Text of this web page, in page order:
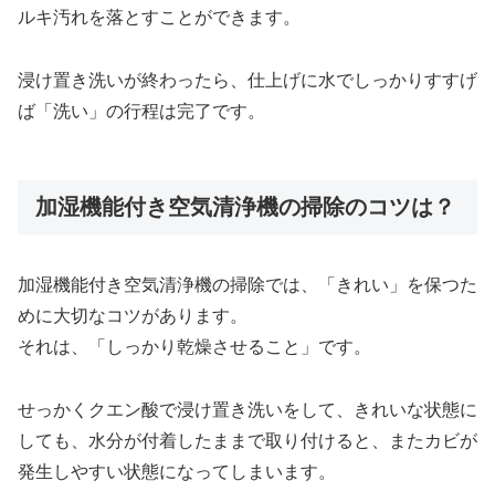
ルキ汚れを落とすことができます。
浸け置き洗いが終わったら、仕上げに水でしっかりすすげ
ば「洗い」の行程は完了です。
加湿機能付き空気清浄機の掃除のコツは？
加湿機能付き空気清浄機の掃除では、「きれい」を保つた
めに大切なコツがあります。
それは、「しっかり乾燥させること」です。
せっかくクエン酸で浸け置き洗いをして、きれいな状態に
しても、水分が付着したままで取り付けると、またカビが
発生しやすい状態になってしまいます。